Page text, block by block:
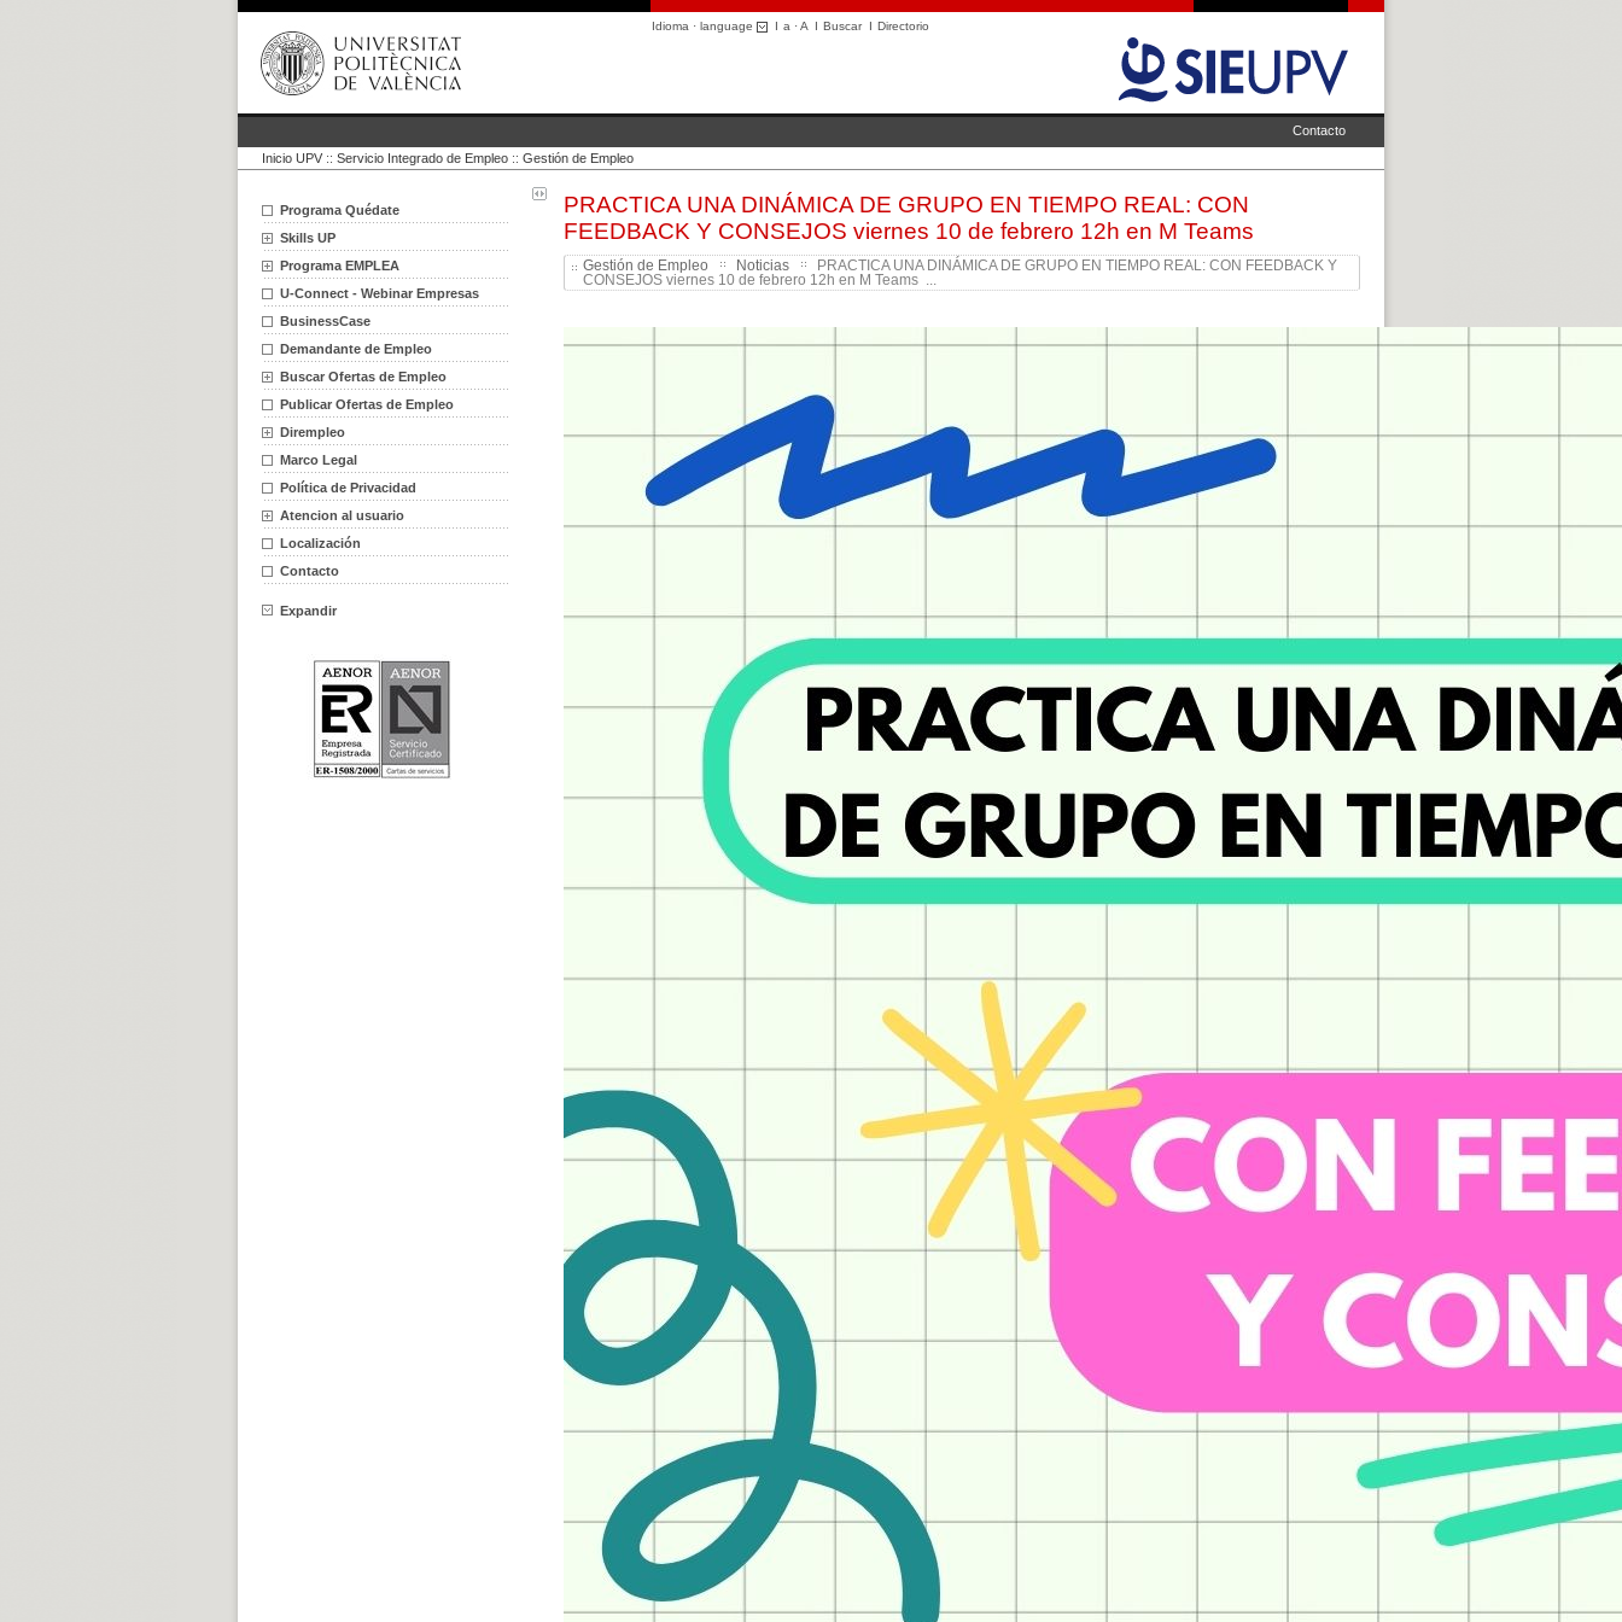
Idioma · language I a ·A I BuscarI Directorio
Contacto
Inicio UPV :: Servicio Integrado de Empleo :: Gestión de Empleo
Programa Quédate
Skills UP
Programa EMPLEA
U-Connect - Webinar Empresas
BusinessCase
Demandante de Empleo
Buscar Ofertas de Empleo
Publicar Ofertas de Empleo
Dirempleo
Marco Legal
Política de Privacidad
Atencion al usuario
Localización
Contacto
Expandir
PRACTICA UNA DINÁMICA DE GRUPO EN TIEMPO REAL: CON
FEEDBACK Y CONSEJOS viernes 10 de febrero 12h en M Teams
Gestión de Empleo Noticias
PRACTICA UNA DINÁMICA DE GRUPO EN TIEMPO REAL: CON FEEDBACK Y
CONSEJOS viernes 10 de febrero 12h en M Teams ...